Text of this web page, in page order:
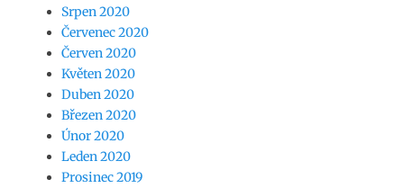
Srpen 2020
Červenec 2020
Červen 2020
Květen 2020
Duben 2020
Březen 2020
Únor 2020
Leden 2020
Prosinec 2019